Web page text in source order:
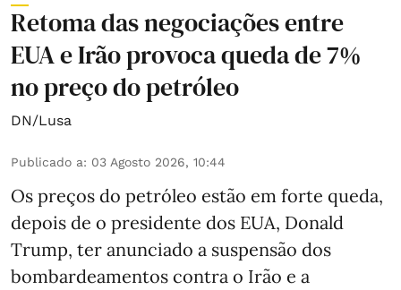
Retoma das negociações entre
EUA e Irão provoca queda de 7%
no preço do petróleo
DN/Lusa
Publicado a: 03 Agosto 2026, 10:44
Os preços do petróleo estão em forte queda,
depois de o presidente dos EUA, Donald
Trump, ter anunciado a suspensão dos
bombardeamentos contra o Irão e a